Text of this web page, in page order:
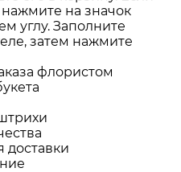
на значок
углу. Заполните
затем нажмите
флористом
доставки